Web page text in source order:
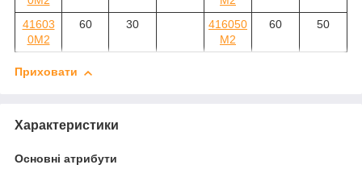
41603
0M2
60 30
416050
M2
60 50
Приховати
Характеристики
Основні атрибути